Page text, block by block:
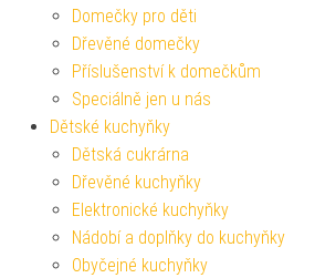
Domečky pro děti
Dřevěné domečky
Příslušenství k domečkům
Speciálně jen u nás
Dětské kuchyňky
Dětská cukrárna
Dřevěné kuchyňky
Elektronické kuchyňky
Nádobí a doplňky do kuchyňky
Obyčejné kuchyňky